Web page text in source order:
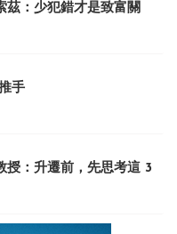
茲：少犯錯才是致富關
手
授：升遷前，先思考這 3